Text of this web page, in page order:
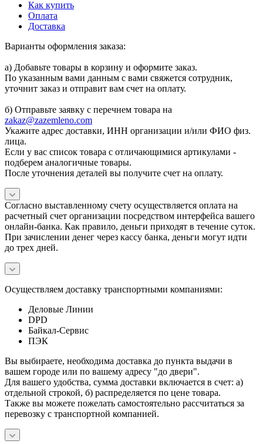
Как купить
Оплата
Доставка
Варианты оформления заказа:
а) Добавьте товары в корзину и оформите заказ.
По указанным вами данным с вами свяжется сотрудник,
уточнит заказ и отправит вам счет на оплату.
б) Отправьте заявку с перечнем товара на
zakaz@zazemleno.com
Укажите адрес доставки, ИНН организации и/или ФИО физ.
лица.
Если у вас список товара с отличающимися артикулами -
подберем аналогичные товары.
После уточнения деталей вы получите счет на оплату.
Согласно выставленному счету осуществляется оплата на
расчетный счет организации посредством интерфейса вашего
онлайн-банка. Как правило, деньги приходят в течение суток.
При зачислении денег через кассу банка, деньги могут идти
до трех дней.
Осуществляем доставку транспортными компаниями:
Деловые Линии
DPD
Байкал-Сервис
ПЭК
Вы выбираете, необходима доставка до пункта выдачи в
вашем городе или по вашему адресу "до двери".
Для вашего удобства, сумма доставки включается в счет: а)
отдельной строкой, б) распределяется по цене товара.
Также вы можете пожелать самостоятельно рассчитаться за
перевозку с транспортной компанией.